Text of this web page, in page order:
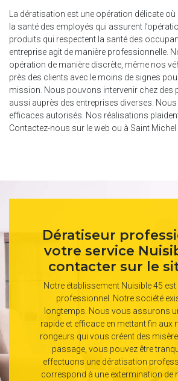
La dératisation est une opération délicate
la santé des employés qui assurent
produits qui respectent la santé des
entreprise agit de manière professionnelle.
opération de manière discrète, même nos
près des clients avec le moins de signes
mission. Nous pouvons intervenir chez des
aussi auprès des entreprises diverses.
efficaces autorisés. Nos réalisations
Contactez-nous sur le web ou à Saint Michel
Dératiseur
votre service
contacter sur le
Notre établissement Nuisible 45
professionnel. Notre société
longtemps. Nous vous assurons
rapide et efficace en mettant fin aux
rongeurs qui vous créent des
passage, vous pouvez être
effectuons une dératisation
correspond à une extermination de